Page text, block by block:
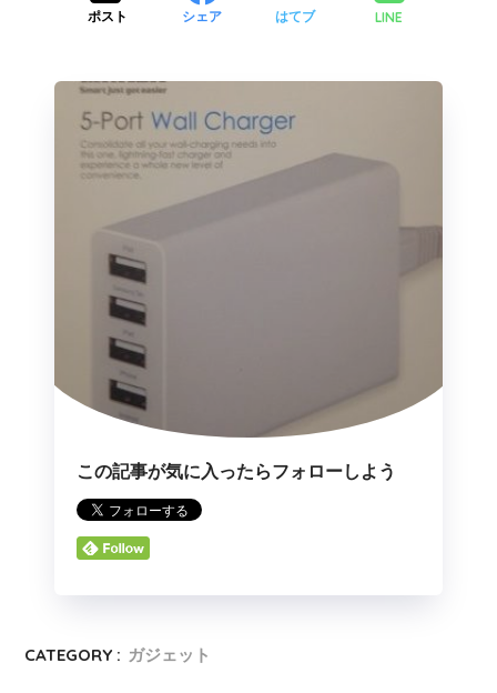
ポスト シェア はてブ LINE
この記事が気に入ったらフォローしよう
CATEGORY : ガジェット